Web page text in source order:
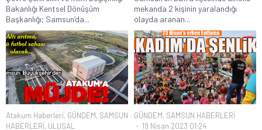
Bakanlığı Kentsel Dönüşüm
Başkanlığı; Samsun’da...
mekanda 2 kişinin yaralandığı
olayda aranan...
Atakum Haberleri, GÜNDEM, SAMSUN
HABERLERİ, ULUSAL
GÜNDEM, SAMSUN HABERLERİ
19 Nisan 2023 01:24